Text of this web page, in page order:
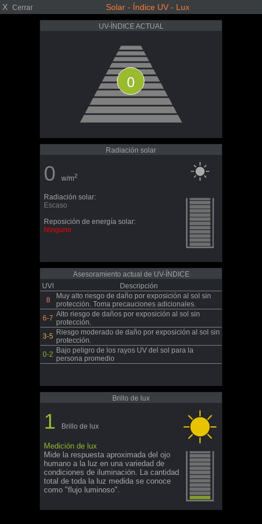
X Cerrar Solar - Índice UV - Lux
UV-ÍNDICE ACTUAL
0
Radiación solar
0 w/m2
Radiación solar:
Escaso
Reposición de energía solar:
Ninguno
Asesoramiento actual de UV-ÍNDICE
UVI
Descripción
8
Muy alto riesgo de daño por exposición al sol sin
protección. Toma precauciones adicionales.
6-7 Alto riesgo de daños por exposición al sol sin
protección.
3-5 Riesgo moderado de daño por exposición al sol sin
protección.
0-2 Bajo peligro de los rayos UV del sol para la
persona promedio
Brillo de lux
1 Brillo de lux
Medición de lux
Mide la respuesta aproximada del ojo
humano a la luz en una variedad de
condiciones de iluminación. La cantidad
total de toda la luz medida se conoce
como "flujo luminoso".